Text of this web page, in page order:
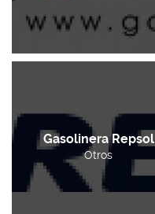
Gasolinera Repsol
Otros